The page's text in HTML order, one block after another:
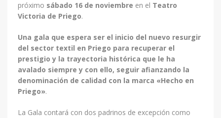
próximo sábado 16 de noviembre en el Teatro
Victoria de Priego.
Una gala que espera ser el inicio del nuevo resurgir
del sector textil en Priego para recuperar el
prestigio y la trayectoria histórica que le ha
avalado siempre y con ello, seguir afianzando la
denominación de calidad con la marca «Hecho en
Priego».
La Gala contará con dos padrinos de excepción como